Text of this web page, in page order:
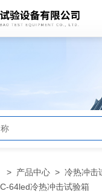
> 产品中心 >冷热冲击
64led冷热冲击试验箱